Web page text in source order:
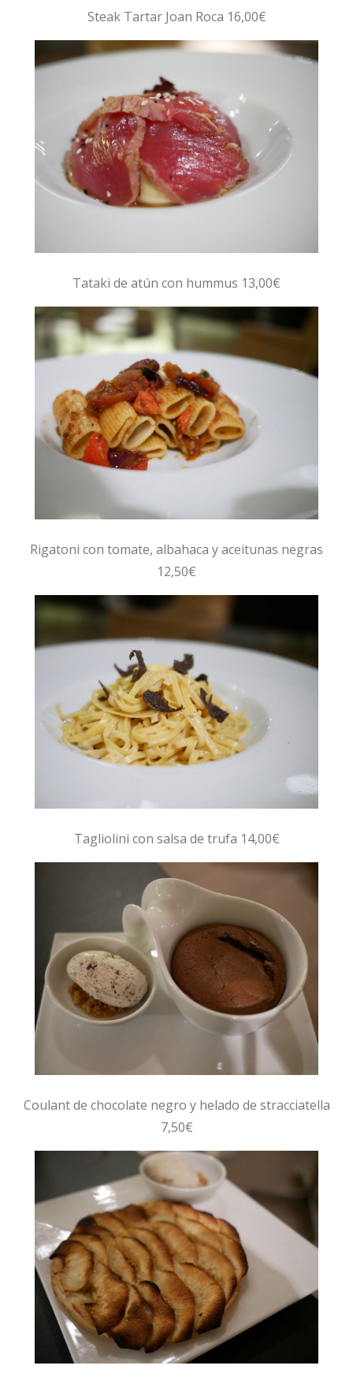
Steak Tartar Joan Roca 16,00€
Tataki de atún con hummus 13,00€
Rigatoni con tomate, albahaca y aceitunas negras
12,50€
Tagliolini con salsa de trufa 14,00€
Coulant de chocolate negro y helado de stracciatella
7,50€